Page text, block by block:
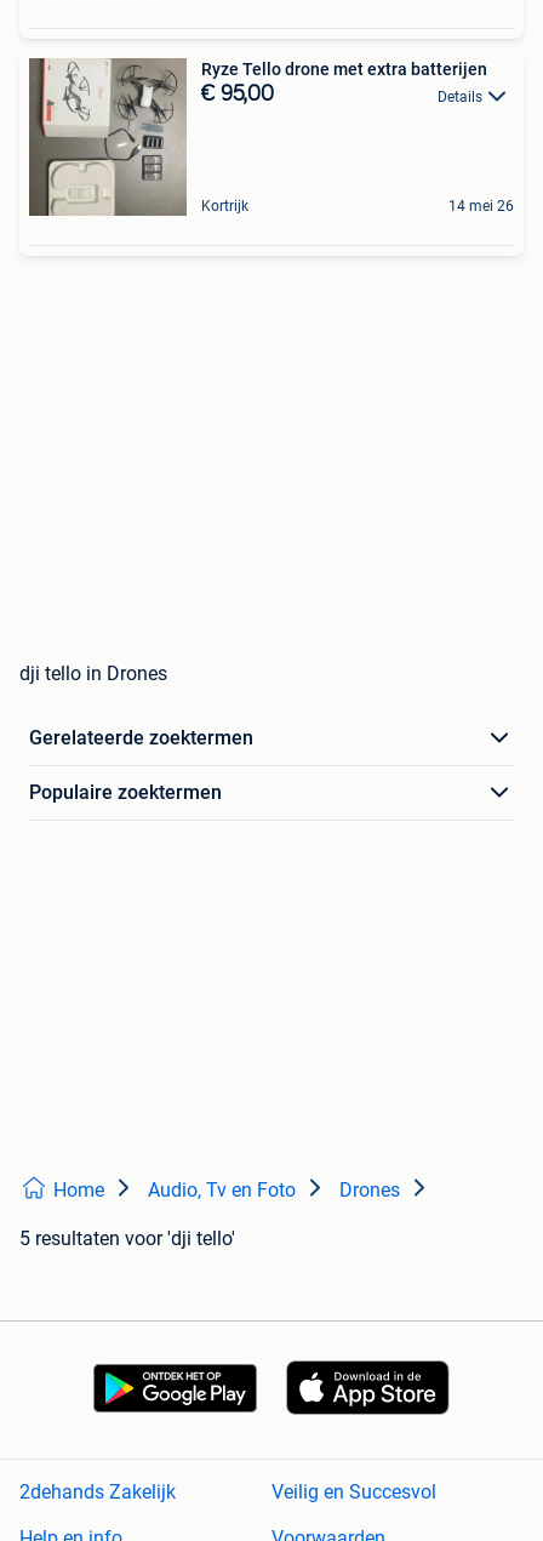
Ryze Tello drone met extra batterijen
€ 95,00 Details
Kortrijk 14 mei 26
dji tello in Drones
Gerelateerde zoektermen
Populaire zoektermen
Home Audio, Tv en Foto Drones
5 resultaten voor 'dji tello'
2dehands Zakelijk
Veilig en Succesvol